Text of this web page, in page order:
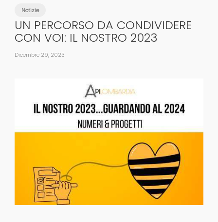
Notizie
UN PERCORSO DA CONDIVIDERE
CON VOI: IL NOSTRO 2023
Dicembre 29, 2023